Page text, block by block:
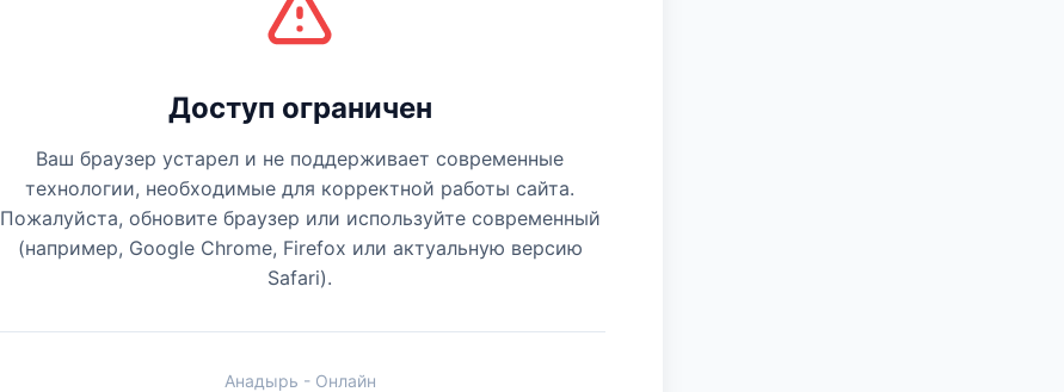
Доступ ограничен
Ваш браузер устарел и не поддерживает современные
технологии, необходимые для корректной работы сайта.
Пожалуйста, обновите браузер или используйте современный
(например, Google Chrome, Firefox или актуальную версию
Safari).
Анадырь - Онлайн